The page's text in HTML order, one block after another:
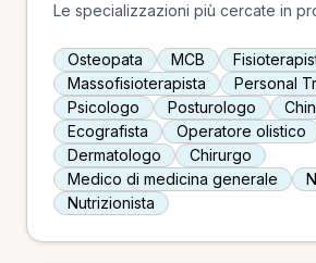
Le specializzazioni più cercate in
Osteopata MCB
Massofisioterapista
Personal
Psicologo
Posturologo
Ecografista
Operatore olistico
Dermatologo
Chirurgo
Medico di medicina generale
Nutrizionista